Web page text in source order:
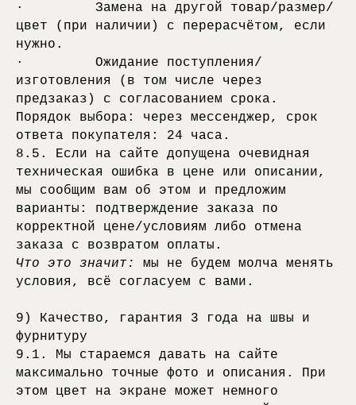
· Замена на другой товар/размер/
цвет (при наличии) с перерасчётом, если
нужно.
· Ожидание поступления/
изготовления (в том числе через
предзаказ) с согласованием срока.
Порядок выбора: через мессенджер, срок
ответа покупателя: 24 часа.
8.5. Если на сайте допущена очевидная
техническая ошибка в цене или описании,
мы сообщим вам об этом и предложим
варианты: подтверждение заказа по
корректной цене/условиям либо отмена
заказа с возвратом оплаты.
Что это значит: мы не будем молча менять
условия, всё согласуем с вами.
9) Качество, гарантия 3 года на швы и
фурнитуру
9.1. Мы стараемся давать на сайте
максимально точные фото и описания. При
этом цвет на экране может немного